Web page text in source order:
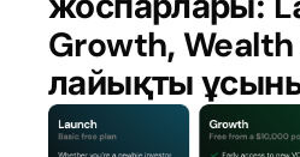
Growth,
лайықты